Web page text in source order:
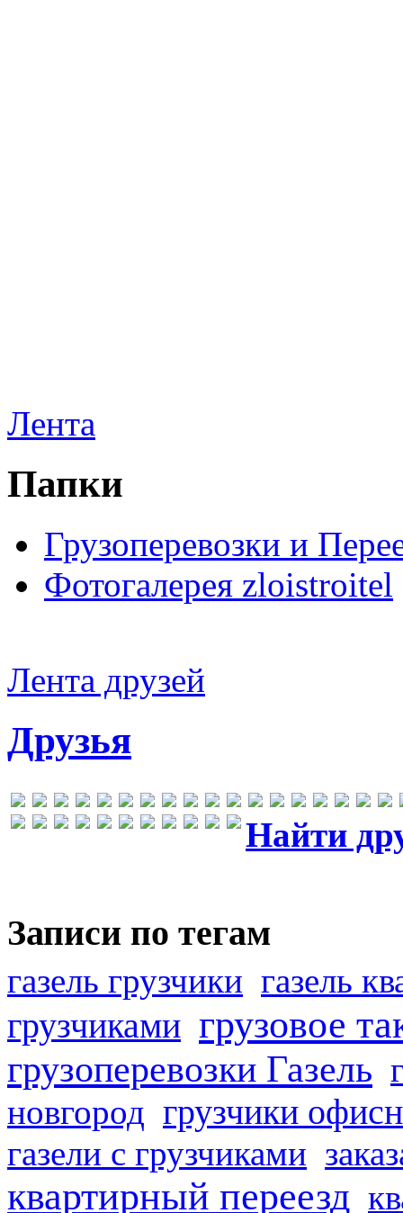
Лента
Папки
Грузоперевозки и
Фотогалерея zloistroitel
Лента друзей
Друзья
Найти
Записи по тегам
газель грузчики газель
грузчиками грузовое
грузоперевозки Газель
новгород грузчики
газели с грузчиками
квартирный переезд